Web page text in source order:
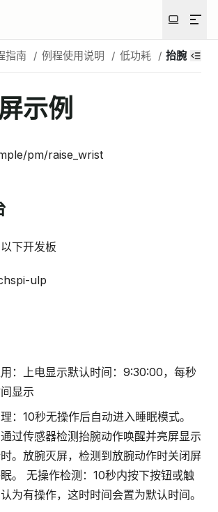
指南 / 例程使用说明 / 低功耗 / 抬腕亮屏
示例
pm/raise_wrist
下开发板
ulp
：上电显示默认时间：9:30:00，每秒
显示
：10秒无操作后自动进入睡眠模式。
过传感器检测抬腕动作唤醒并亮屏显示
。放腕灭屏，检测到放腕动作时关闭屏
。 无操作检测：10秒内按下按钮或触
为有操作，这时时间会置为默认时间。